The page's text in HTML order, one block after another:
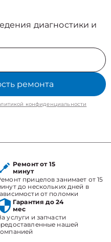
диагностики и
ремонта
конфиденциальности
Ремонт от 15
минут
прицелов занимает от 15
до нескольких дней в
от поломки
Гарантия до 24
мес
услуги и запчасти
нашей